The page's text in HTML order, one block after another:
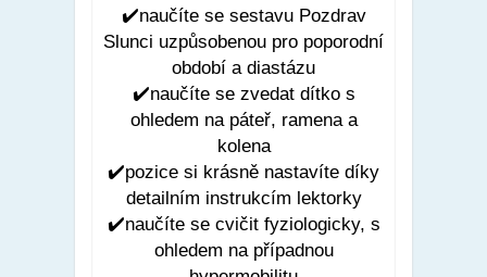
✔️naučíte se sestavu Pozdrav
Slunci uzpůsobenou pro poporodní
období a diastázu
✔️naučíte se zvedat dítko s
ohledem na páteř, ramena a
kolena
✔️pozice si krásně nastavíte díky
detailním instrukcím lektorky
✔️naučíte se cvičit fyziologicky, s
ohledem na případnou